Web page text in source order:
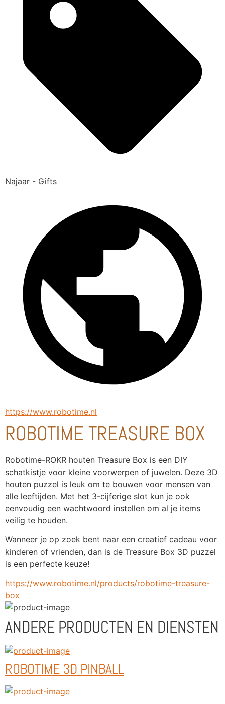
Najaar - Gifts
https://www.robotime.nl
ROBOTIME TREASURE BOX
Robotime-ROKR houten Treasure Box is een DIY
schatkistje voor kleine voorwerpen of juwelen. Deze 3D
houten puzzel is leuk om te bouwen voor mensen van
alle leeftijden. Met het 3-cijferige slot kun je ook
eenvoudig een wachtwoord instellen om al je items
veilig te houden.
Wanneer je op zoek bent naar een creatief cadeau voor
kinderen of vrienden, dan is de Treasure Box 3D puzzel
is een perfecte keuze!
https://www.robotime.nl/products/robotime-treasure-
box
ANDERE PRODUCTEN EN DIENSTEN
ROBOTIME 3D PINBALL